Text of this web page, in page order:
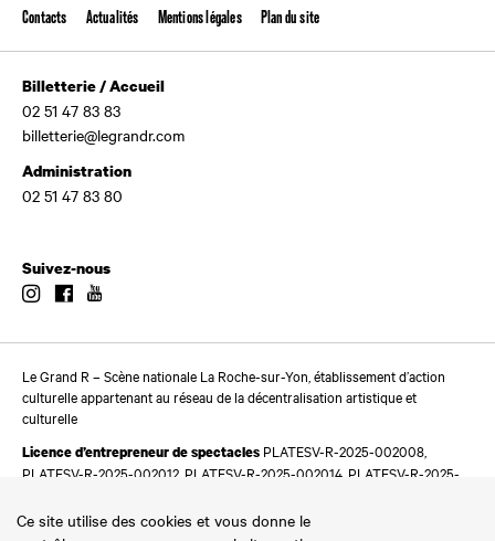
Contacts Actualités Mentions légales Plan du site
Billetterie / Accueil
02 51 47 83 83
billetterie@legrandr.com
Administration
02 51 47 83 80
Suivez-nous
InstagramFacebook
Le Grand R – Scène nationale La Roche-sur-Yon, établissement d’action
culturelle appartenant au réseau de la décentralisation artistique et
culturelle
Licence d’entrepreneur de spectacles PLATESV-R-2025-002008,
PLATESV-R-2025-002012, PLATESV-R-2025-002014, PLATESV-R-2025-
Ce site utilise des cookies et vous donne le